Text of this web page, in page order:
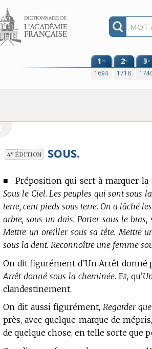
Aller au contenu
1re
1694
2e
1718
3e
4e ÉDITION SOUS.
■ Préposition qui sert à marquer la
Sous le Ciel. Les peuples qui sont sous
terre, cent pieds sous terre. On a lâché
arbre, sous un dais. Porter sous le
Mettre un oreiller sous sa tête. Mettre
sous la dent. Reconnoître une femme
On dit figurément d’Un Arrêt donné
Arrêt donné sous la cheminée. Et, qu’
clandestinement.
On dit aussi figurément,Regarder
près, avec quelque marque de
de quelque chose, en telle sorte que